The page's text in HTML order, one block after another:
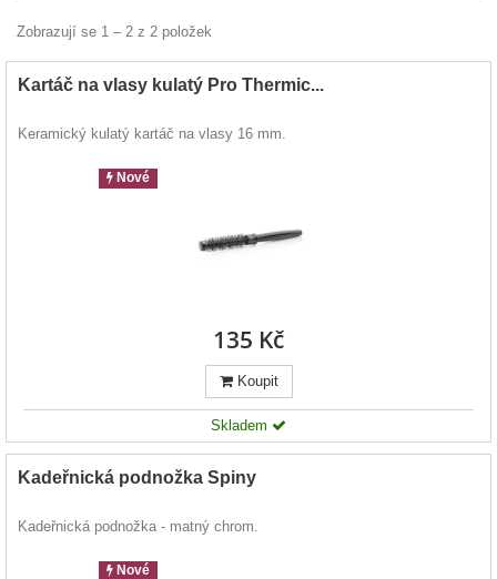
Zobrazují se 1 – 2 z 2 položek
Kartáč na vlasy kulatý Pro Thermic...
Keramický kulatý kartáč na vlasy 16 mm.
Nové
135 Kč
Koupit
Skladem
Kadeřnická podnožka Spiny
Kadeřnická podnožka - matný chrom.
Nové